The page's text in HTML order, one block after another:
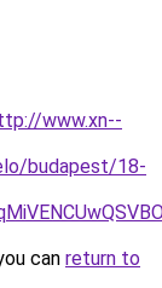
www.xn--
budapest/18-
can return to